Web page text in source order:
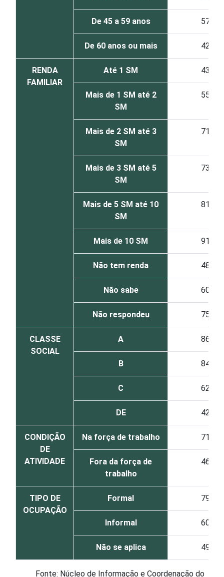
De 45 a 59 anos 57
De 60 anos ou mais 42
RENDA
FAMILIAR
Até 1 SM 43
Mais de 1 SM até 2
SM
55
Mais de 2 SM até 3
SM
71
Mais de 3 SM até 5
SM
73
Mais de 5 SM até 10
SM
81
Mais de 10 SM 91
Não tem renda 48
Não sabe 60
Não respondeu 75
CLASSE
SOCIAL
A 86
B 84
C 62
DE 42
CONDIÇÃO
DE
ATIVIDADE
Na força de trabalho 71
Fora da força de
trabalho
46
TIPO DE
OCUPAÇÃO
Formal 79
Informal 60
Não se aplica 49
Fonte: Núcleo de Informação e Coordenação do